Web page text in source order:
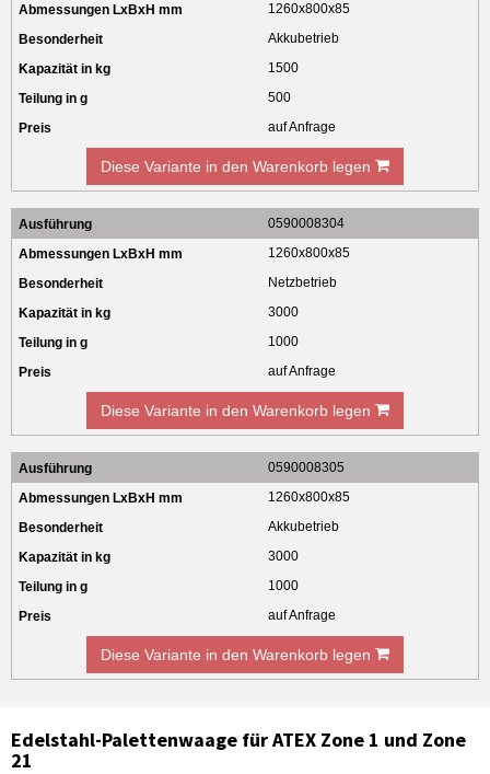
1260x800x85
Akkubetrieb
1500
500
auf Anfrage
Diese Variante in den Warenkorb legen
0590008304
1260x800x85
Netzbetrieb
3000
1000
auf Anfrage
Diese Variante in den Warenkorb legen
0590008305
1260x800x85
Akkubetrieb
3000
1000
auf Anfrage
Diese Variante in den Warenkorb legen
Edelstahl-Palettenwaage für ATEX Zone 1 und Zone
21